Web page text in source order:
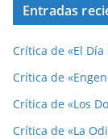
Entradas
Crítica de «El
Crítica de
Crítica de «Los
Crítica de «La